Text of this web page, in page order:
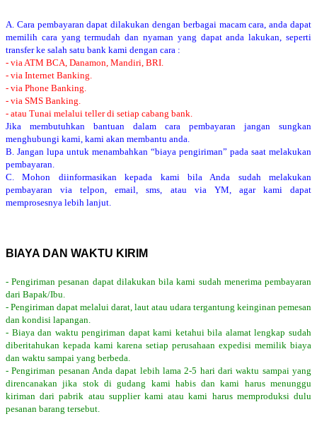
A. Cara pembayaran dapat dilakukan dengan berbagai macam cara, anda dapat
memilih cara yang termudah dan nyaman yang dapat anda lakukan, seperti
transfer ke salah satu bank kami dengan cara :
- via ATM BCA, Danamon, Mandiri, BRI.
- via Internet Banking.
- via Phone Banking.
- via SMS Banking.
- atau Tunai melalui teller di setiap cabang bank.
Jika membutuhkan bantuan dalam cara pembayaran jangan sungkan
menghubungi kami, kami akan membantu anda.
B. Jangan lupa untuk menambahkan “biaya pengiriman” pada saat melakukan
pembayaran.
C. Mohon diinformasikan kepada kami bila Anda sudah melakukan
pembayaran via telpon, email, sms, atau via YM, agar kami dapat
memprosesnya lebih lanjut.
BIAYA DAN WAKTU KIRIM
- Pengiriman pesanan dapat dilakukan bila kami sudah menerima pembayaran
dari Bapak/Ibu.
- Pengiriman dapat melalui darat, laut atau udara tergantung keinginan pemesan
dan kondisi lapangan.
- Biaya dan waktu pengiriman dapat kami ketahui bila alamat lengkap sudah
diberitahukan kepada kami karena setiap perusahaan expedisi memilik biaya
dan waktu sampai yang berbeda.
- Pengiriman pesanan Anda dapat lebih lama 2-5 hari dari waktu sampai yang
direncanakan jika stok di gudang kami habis dan kami harus menunggu
kiriman dari pabrik atau supplier kami atau kami harus memproduksi dulu
pesanan barang tersebut.